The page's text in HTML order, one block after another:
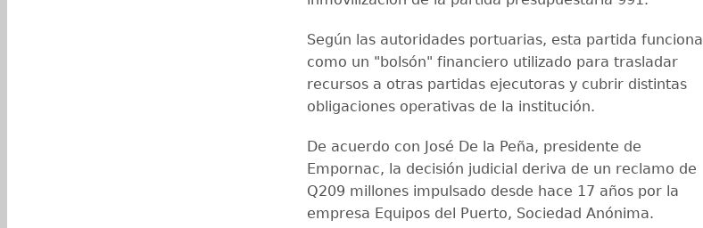
Según las autoridades portuarias, esta partida funciona
como un "bolsón" financiero utilizado para trasladar
recursos a otras partidas ejecutoras y cubrir distintas
obligaciones operativas de la institución.
De acuerdo con José De la Peña, presidente de
Empornac, la decisión judicial deriva de un reclamo de
Q209 millones impulsado desde hace 17 años por la
empresa Equipos del Puerto, Sociedad Anónima.